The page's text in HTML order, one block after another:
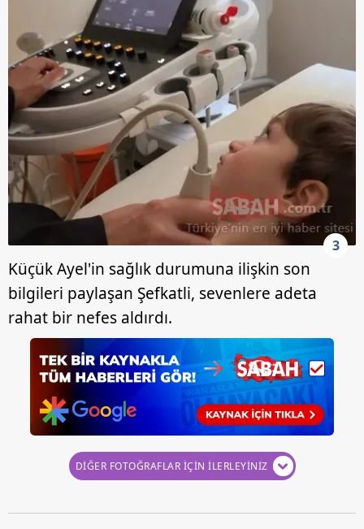
3
Küçük Ayel'in sağlık durumuna ilişkin son
bilgileri paylaşan Şefkatli, sevenlere adeta
rahat bir nefes aldırdı.
DİĞER FOTOĞRAFLAR İÇİN İLERLEYİNİZ